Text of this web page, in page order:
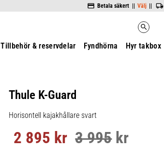
Betala säkert || Välj ||
search
Tillbehör & reservdelar Fyndhörna Hyr takbox
Thule K-Guard
Horisontell kajakhållare svart
Nedsatt pris:
2 895 kr Ordinarie pris:
3 995kr